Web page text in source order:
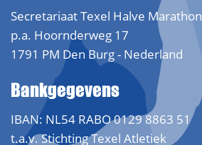
Secretariaat Texel Halve Marathon
p.a. Hoornderweg 17
1791 PM Den Burg - Nederland
Bankgegevens
IBAN: NL54 RABO 0129 8863 51
t.a.v. Stichting Texel Atletiek